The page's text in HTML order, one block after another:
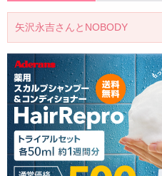
矢沢永吉さんとNOBODY